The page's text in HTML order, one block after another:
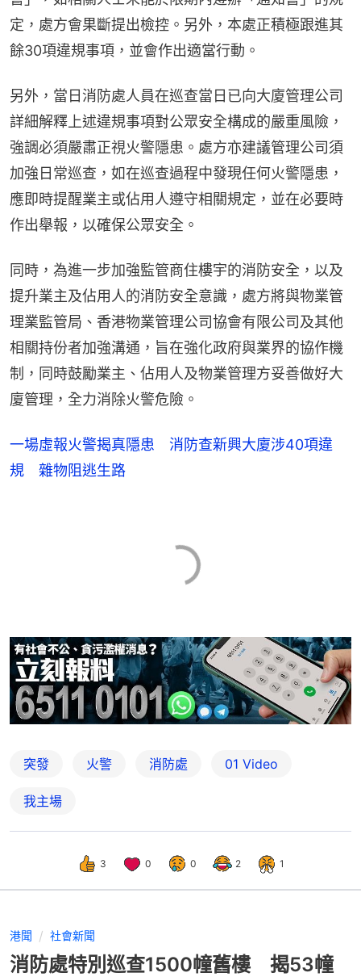
定，處方會果斷提出檢控。另外，本處正積極跟進其
餘30項違規事項，並會作出適當行動。
另外，當日消防處人員在巡查當日已向大廈管理公司
詳細解釋上述違規事項對公眾安全構成的嚴重風險，
強調必須嚴肅正視火警隱患。處方亦建議管理公司須
加強日常巡查，如在巡查過程中發現任何火警隱患，
應即時提醒業主或佔用人遵守相關規定，並在必要時
作出舉報，以確保公眾安全。
同時，為進一步加強監管商住樓宇的消防安全，以及
提升業主及佔用人的消防安全意識，處方將與物業管
理業監管局、香港物業管理公司協會有限公司及其他
相關持份者加強溝通，旨在強化政府與業界的協作機
制，同時鼓勵業主、佔用人及物業管理方妥善做好大
廈管理，全力消除火警危險。
一場虛報火警揭真隱患 消防查新興大廈涉40項違
規 雜物阻逃生路
突發 火警 消防處 01 Video
我主場
3 0 0 2 1
港聞 社會新聞
消防處特別巡查1500幢舊樓 揭53幢